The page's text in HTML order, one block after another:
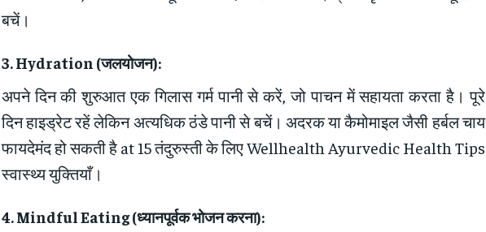
बचें।
3. Hydration (जलयोजन):
अपने दिन की शुरुआत एक गिलास गर्म पानी से करें, जो पाचन में सहायता करता है। पूरे
दिन हाइड्रेट रहें लेकिन अत्यधिक ठंडे पानी से बचें। अदरक या कैमोमाइल जैसी हर्बल चाय
फायदेमंद हो सकती है at 15 तंदुरुस्ती के लिए Wellhealth Ayurvedic Health Tips
स्वास्थ्य युक्तियाँ।
4. Mindful Eating (ध्यानपूर्वक भोजन करना):